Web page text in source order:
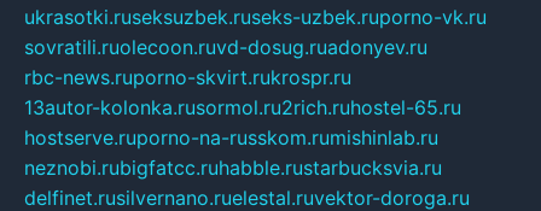
ukrasotki.ruseksuzbek.ruseks-uzbek.ruporno-vk.ru
sovratili.ruolecoon.ruvd-dosug.ruadonyev.ru
rbc-news.ruporno-skvirt.rukrospr.ru
13autor-kolonka.rusormol.ru2rich.ruhostel-65.ru
hostserve.ruporno-na-russkom.rumishinlab.ru
neznobi.rubigfatcc.ruhabble.rustarbucksvia.ru
delfinet.rusilvernano.ruelestal.ruvektor-doroga.ru